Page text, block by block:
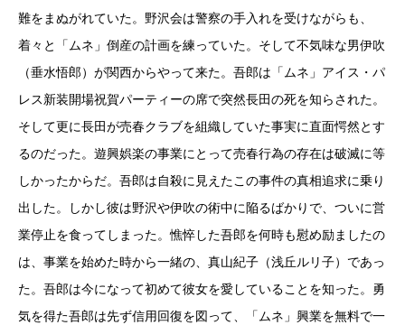
難をまぬがれていた。野沢会は警察の手入れを受けながらも、
着々と「ムネ」倒産の計画を練っていた。そして不気味な男伊吹
（垂水悟郎）が関西からやって来た。吾郎は「ムネ」アイス・パ
レス新装開場祝賀パーティーの席で突然長田の死を知らされた。
そして更に長田が売春クラブを組織していた事実に直面愕然とす
るのだった。遊興娯楽の事業にとって売春行為の存在は破滅に等
しかったからだ。吾郎は自殺に見えたこの事件の真相追求に乗り
出した。しかし彼は野沢や伊吹の術中に陥るばかりで、ついに営
業停止を食ってしまった。憔悴した吾郎を何時も慰め励ましたの
は、事業を始めた時から一緒の、真山紀子（浅丘ルリ子）であっ
た。吾郎は今になって初めて彼女を愛していることを知った。勇
気を得た吾郎は先ず信用回復を図って、「ムネ」興業を無料で一